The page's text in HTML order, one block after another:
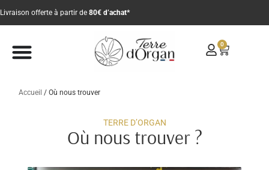
Livraison offerte à partir de 80€ d’achat*
0
Accueil /Où nous trouver
TERRE D’ORGAN
Où nous trouver ?